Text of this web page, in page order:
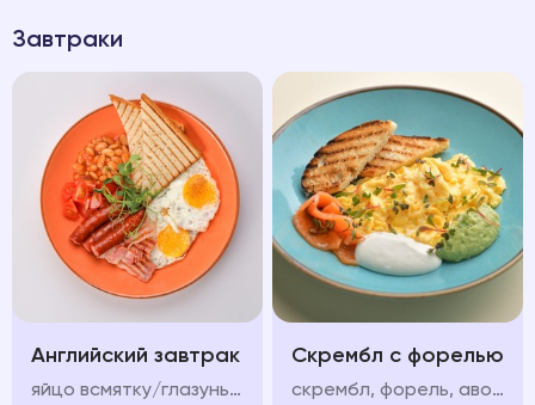
Завтраки
Английский завтрак
яйцо всмятку/глазунья, бекон, колбаски, фасоль в томатном соусе, помидор, тосты
Скрембл с форелью
скрембл, форель, авокадо мусс, крем фреш, пармезан/тосты